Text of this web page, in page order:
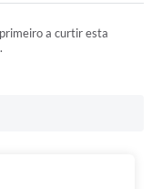
a curtir esta